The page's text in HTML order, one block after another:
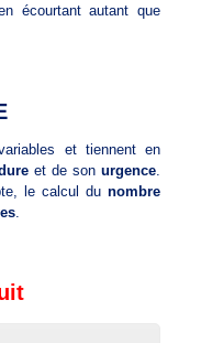
écourtant autant que
et tiennent en
et de sonurgence.
le calcul dunombre
.